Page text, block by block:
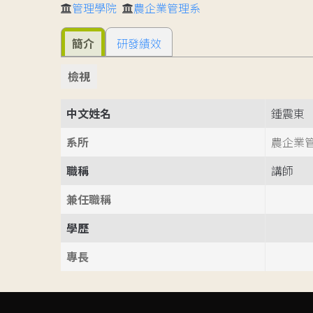
管理學院 農企業管理系
簡介
研發績效
檢視
中文姓名
鍾震東
系所
農企業
職稱
講師
兼任職稱
學歷
專長